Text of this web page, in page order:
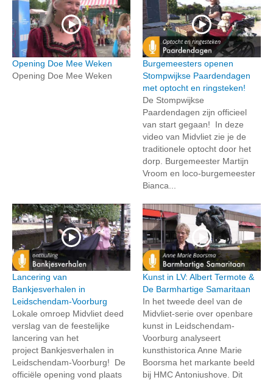
Opening Doe Mee Weken
Opening Doe Mee Weken
Burgemeesters openen
Stompwijkse Paardendagen
met optocht en ringsteken!
De Stompwijkse
Paardendagen zijn officieel
van start gegaan! In deze
video van Midvliet zie je de
traditionele optocht door het
dorp. Burgemeester Martijn
Vroom en loco-burgemeester
Bianca...
Lancering van
Bankjesverhalen in
Leidschendam-Voorburg
Lokale omroep Midvliet deed
verslag van de feestelijke
lancering van het
project Bankjesverhalen in
Leidschendam-Voorburg! De
officiële opening vond plaats
Kunst in LV: Albert Termote &
De Barmhartige Samaritaan
In het tweede deel van de
Midvliet-serie over openbare
kunst in Leidschendam-
Voorburg analyseert
kunsthistorica Anne Marie
Boorsma het markante beeld
bij HMC Antoniushove. Dit